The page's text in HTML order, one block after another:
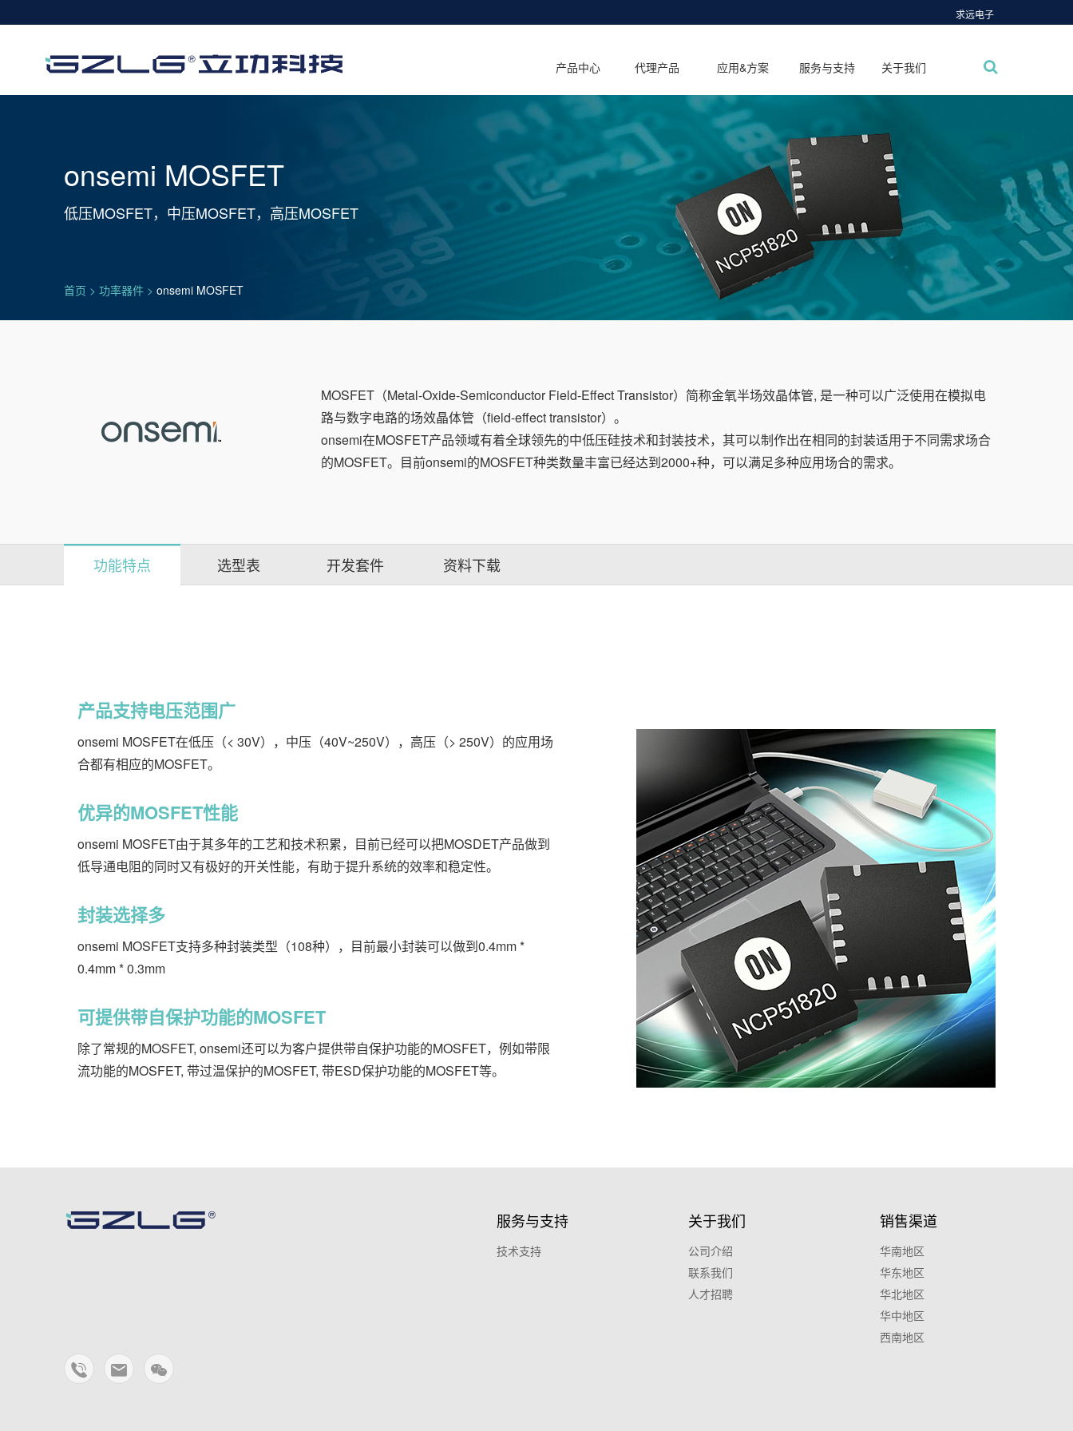
求远电子
产品中心 代理产品 应用&方案 服务与支持 关于我们
onsemi MOSFET
低压MOSFET，中压MOSFET，高压MOSFET
首页 > 功率器件 > onsemi MOSFET
MOSFET（Metal-Oxide-Semiconductor Field-Effect Transistor）简称金氧半场效晶体管, 是一种可以广泛使用在模拟电
路与数字电路的场效晶体管（field-effect transistor）。
onsemi在MOSFET产品领域有着全球领先的中低压硅技术和封装技术，其可以制作出在相同的封装适用于不同需求场合
的MOSFET。目前onsemi的MOSFET种类数量丰富已经达到2000+种，可以满足多种应用场合的需求。
功能特点 选型表 开发套件 资料下载
产品支持电压范围广
onsemi MOSFET在低压（< 30V），中压（40V~250V），高压（> 250V）的应用场
合都有相应的MOSFET。
优异的MOSFET性能
onsemi MOSFET由于其多年的工艺和技术积累，目前已经可以把MOSDET产品做到
低导通电阻的同时又有极好的开关性能，有助于提升系统的效率和稳定性。
封装选择多
onsemi MOSFET支持多种封装类型（108种），目前最小封装可以做到0.4mm *
0.4mm * 0.3mm
可提供带自保护功能的MOSFET
除了常规的MOSFET, onsemi还可以为客户提供带自保护功能的MOSFET，例如带限
流功能的MOSFET, 带过温保护的MOSFET, 带ESD保护功能的MOSFET等。
销售渠道
华南地区
华东地区
华北地区
华中地区
西南地区
关于我们
公司介绍
联系我们
人才招聘
服务与支持
技术支持